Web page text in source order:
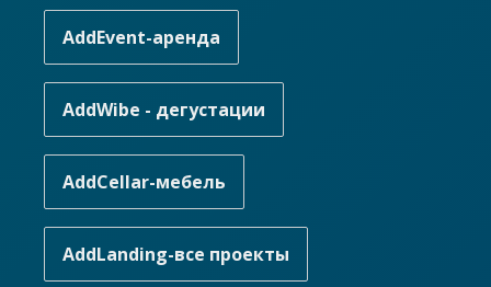
AddEvent-аренда
AddWibe - дегустации
AddCellar-мебель
AddLanding-все проекты